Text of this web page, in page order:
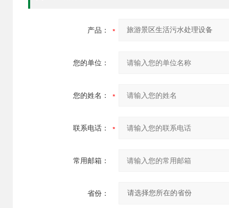
产品：
您的单位：
您的姓名：
联系电话：
常用邮箱：
省份：